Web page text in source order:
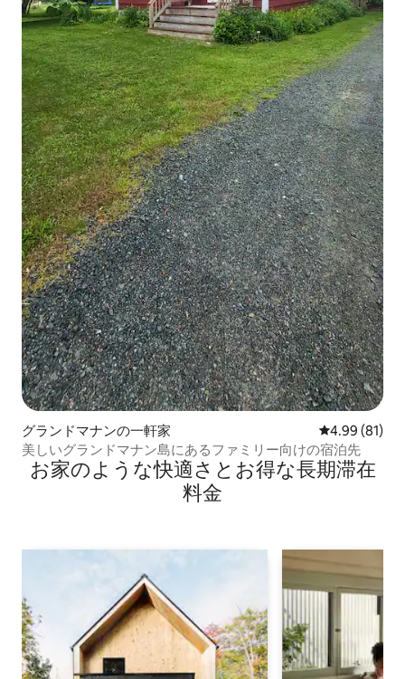
グランドマナンの一軒家 レビュー81
4.99 (81)
美しいグランドマナン島にあるファミリー向けの宿泊先
お家のような快⁠適⁠さ⁠とお⁠得⁠な長⁠期⁠滞⁠在
料⁠金